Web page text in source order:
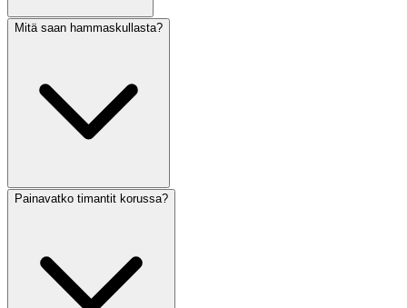
Mitä saan hammaskullasta?
Painavatko timantit korussa?